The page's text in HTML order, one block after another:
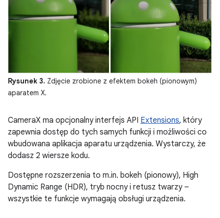
Rysunek 3. Zdjęcie zrobione z efektem bokeh (pionowym)
aparatem X.
CameraX ma opcjonalny interfejs API Extensions, który
zapewnia dostęp do tych samych funkcji i możliwości co
wbudowana aplikacja aparatu urządzenia. Wystarczy, że
dodasz 2 wiersze kodu.
Dostępne rozszerzenia to m.in. bokeh (pionowy), High
Dynamic Range (HDR), tryb nocny i retusz twarzy –
wszystkie te funkcje wymagają obsługi urządzenia.